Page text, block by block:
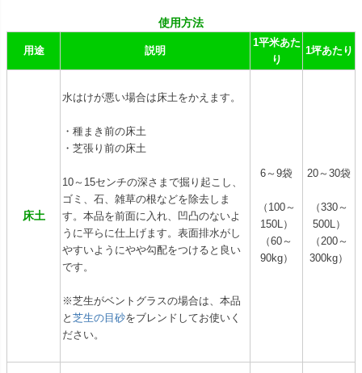
使用方法
用途 説明
1平米あた
り
1坪あたり
床土
水はけが悪い場合は床土をかえます。
・種まき前の床土
・芝張り前の床土
10～15センチの深さまで掘り起こし、
ゴミ、石、雑草の根などを除去しま
す。本品を前面に入れ、凹凸のないよ
うに平らに仕上げます。表面排水がし
やすいようにやや勾配をつけると良い
です。
※芝生がベントグラスの場合は、本品
と 芝生の目砂をブレンドしてお使いく
ださい。
6～9袋
（100～
150L）
（60～
90kg）
20～30袋
（330～
500L）
（200～
300kg）